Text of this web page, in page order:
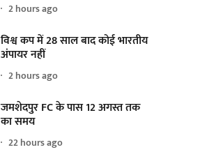
2 hours ago
विश्व कप में 28 साल बाद कोई भारतीय
अंपायर नहीं
2 hours ago
जमशेदपुर FC के पास 12 अगस्त तक
का समय
22 hours ago